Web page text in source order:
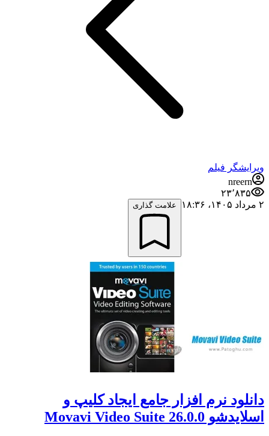
ویرایشگر فیلم
nreern
۲۳٬۸۳۵
۲ مرداد ۱۴۰۵،‏ ۱۸:۳۶
علامت گذاری
دانلود نرم افزار جامع ایجاد کلیپ و
اسلایدشو Movavi Video Suite 26.0.0